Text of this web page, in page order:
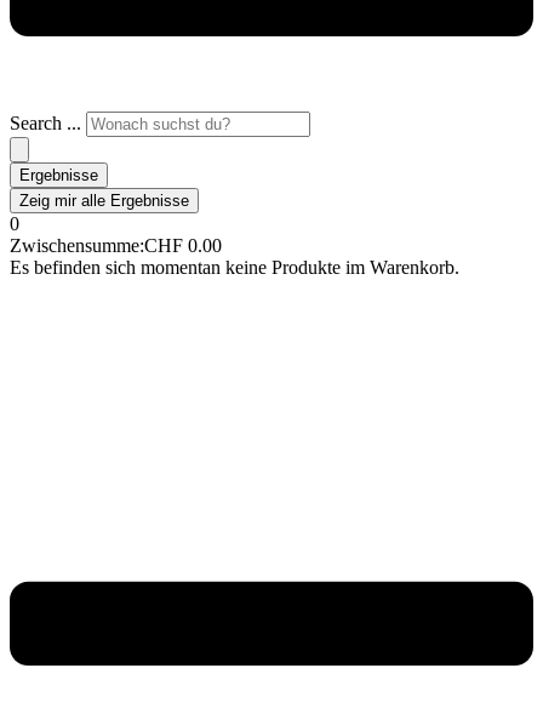
Search ...
Ergebnisse
Zeig mir alle Ergebnisse
0
Zwischensumme:CHF 0.00
Es befinden sich momentan keine Produkte im Warenkorb.